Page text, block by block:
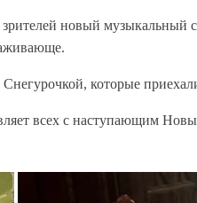
новый музыкальный
которые
всех с наступающим